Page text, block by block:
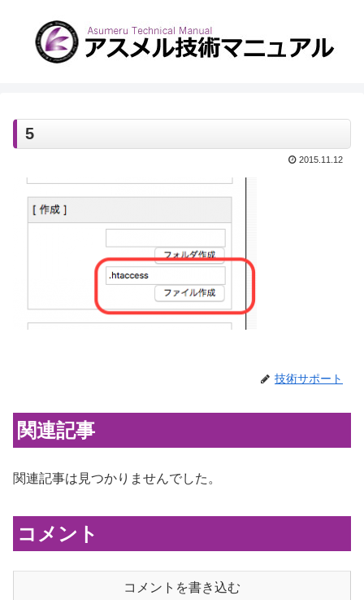
5
2015.11.12
技術サポート
関連記事
関連記事は見つかりませんでした。
コメント
コメントを書き込む